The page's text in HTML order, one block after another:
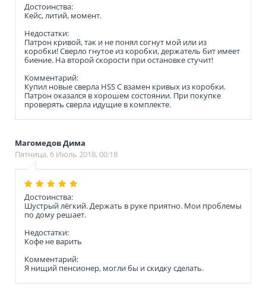
Достоинства:
Кейс, литий, момент.
Недостатки:
Патрон кривой, так и не понял согнут мой или из
коробки! Сверло гнутое из коробки, держатель бит имеет
биение. На второй скорости при остановке стучит!
Комментарий:
Купил новые сверла HSS С взамен кривых из коробки.
Патрон оказался в хорошем состоянии. При покупке
проверять сверла идущие в комплекте.
Магомедов Дима
Пятница, 6 Июль 2018, 00:18
Достоинства:
Шустрый лёгкий. Держать в руке приятно. Мои проблемы
по дому решает.
Недостатки:
Кофе не варить
Комментарий:
Я нищий пенсионер, могли бы и скидку сделать.